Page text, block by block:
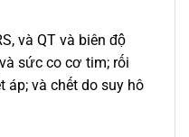
và QT và biên độ
sức co cơ tim; rối
áp; và chết do suy hô